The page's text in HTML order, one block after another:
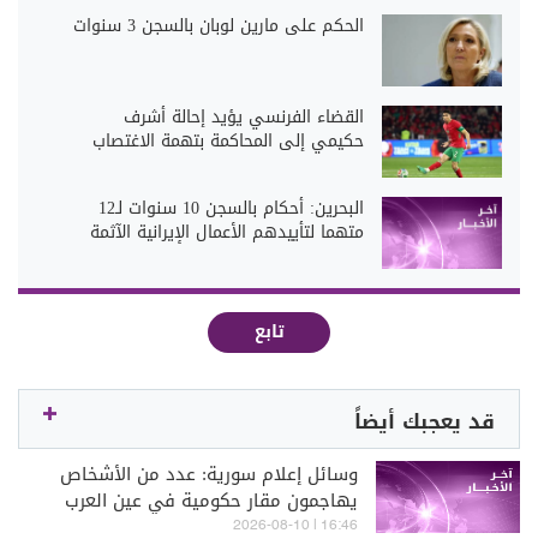
الحكم على مارين لوبان بالسجن 3 سنوات
القضاء الفرنسي يؤيد إحالة أشرف
حكيمي إلى المحاكمة بتهمة الاغتصاب
البحرين: أحكام بالسجن 10 سنوات لـ12
متهما لتأييدهم الأعمال الإيرانية الآثمة
تابع
قد يعجبك أيضاً
وسائل إعلام سورية: عدد من الأشخاص
يهاجمون مقار حكومية في عين العرب
كوباني بريف حلب
16:46 | 2026-08-10